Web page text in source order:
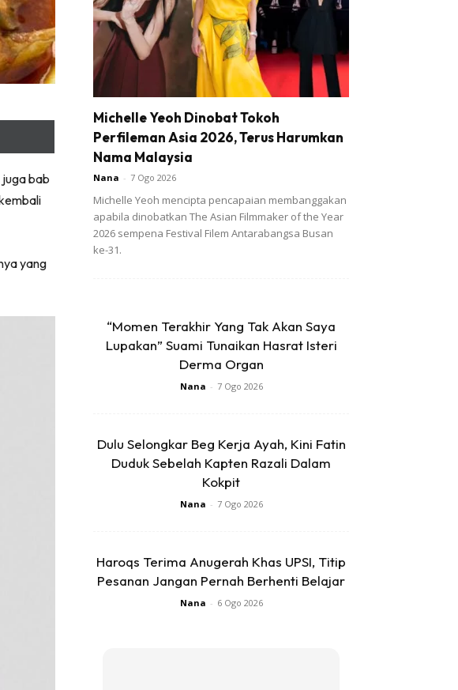
bab
yang
Michelle Yeoh Dinobat Tokoh
Perfileman Asia 2026, Terus Harumkan
Nama Malaysia
Nana - 7 Ogo 2026
Michelle Yeoh mencipta pencapaian membanggakan
apabila dinobatkan The Asian Filmmaker of the Year
2026 sempena Festival Filem Antarabangsa Busan
ke-31.
“Momen Terakhir Yang Tak Akan Saya
Lupakan” Suami Tunaikan Hasrat Isteri
Derma Organ
Nana - 7 Ogo 2026
Dulu Selongkar Beg Kerja Ayah, Kini Fatin
Duduk Sebelah Kapten Razali Dalam
Kokpit
Nana - 7 Ogo 2026
Haroqs Terima Anugerah Khas UPSI, Titip
Pesanan Jangan Pernah Berhenti Belajar
Nana - 6 Ogo 2026